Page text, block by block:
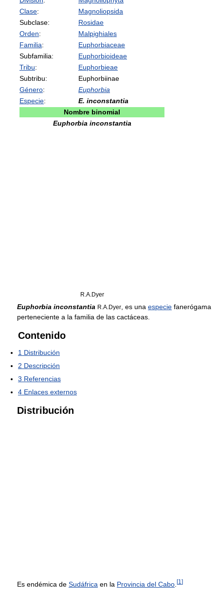
Clase:
Magnoliopsida
Subclase:
Rosidae
Orden:
Malpighiales
Familia:
Euphorbiaceae
Subfamilia:
Euphorbioideae
Tribu:
Euphorbieae
Subtribu:
Euphorbiinae
Género:
Euphorbia
Especie:
E. inconstantia
Nombre binomial
Euphorbia inconstantia
R.A.Dyer
Euphorbia inconstantia R.A.Dyer , es una especie fanerógama
perteneciente a la familia de las cactáceas.
Contenido
1 Distribución
2 Descripción
3 Referencias
4 Enlaces externos
Distribución
Es endémica de Sudáfrica en la Provincia del Cabo [1 ]